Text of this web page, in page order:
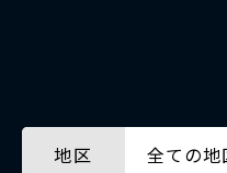
地区 全ての地